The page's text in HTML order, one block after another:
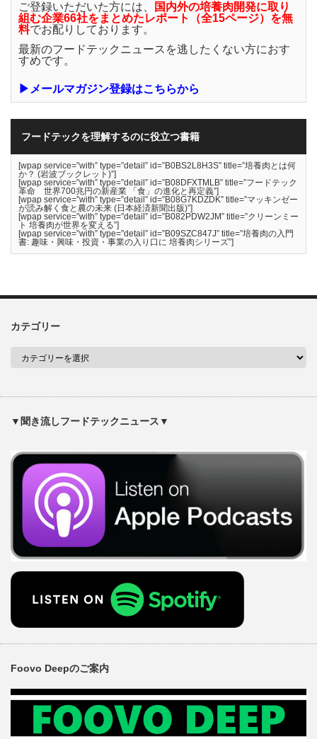
ご登録いただいた方には、
国内外の培養肉開発に取り
組む企業66社をまとめたレポート（全15ページ）を無
料でお配りしております。
最新のフードテックニュースを逃したくない方におす
すめです。
▶メールマガジン登録はこちらから
フードテックを理解するのに役立つ書籍
[wpap service=”with” type=”detail” id=”B0BS2L8H3S” title=”培養肉とは何
か？ (岩波ブックレット)”]
[wpap service=”with” type=”detail” id=”B08DFXTMLB” title=”フードテック
革命 世界700兆円の新産業 「食」の進化と再定義”]
[wpap service=”with” type=”detail” id=”B08G7KDZDK” title=”マッキンゼー
が読み解く食と農の未来 (日本経済新聞出版)”]
[wpap service=”with” type=”detail” id=”B082PDW2JM” title=”クリーンミー
ト 培養肉が世界を変える”]
[wpap service=”with” type=”detail” id=”B09SZC847J” title=”培養肉の入門
書: 趣味・興味・投資・事業の入り口に 培養肉シリーズ”]
カテゴリー
▼聞き流しフードテックニュース▼
Foovo Deepのご案内